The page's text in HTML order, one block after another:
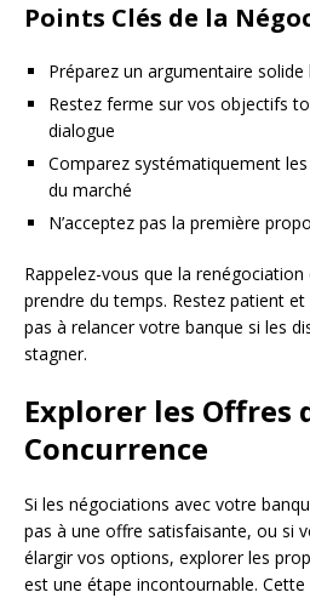
Points Clés de la
Préparez un argumentaire
Restez ferme sur vos objectifs
dialogue
Comparez systématiquement
du marché
N’acceptez pas la première
Rappelez-vous que la
prendre du temps. Restez patient et
pas à relancer votre banque si les
stagner.
Explorer les Offres
Concurrence
Si les négociations avec votre
pas à une offre satisfaisante, ou si
élargir vos options, explorer les
est une étape incontournable.